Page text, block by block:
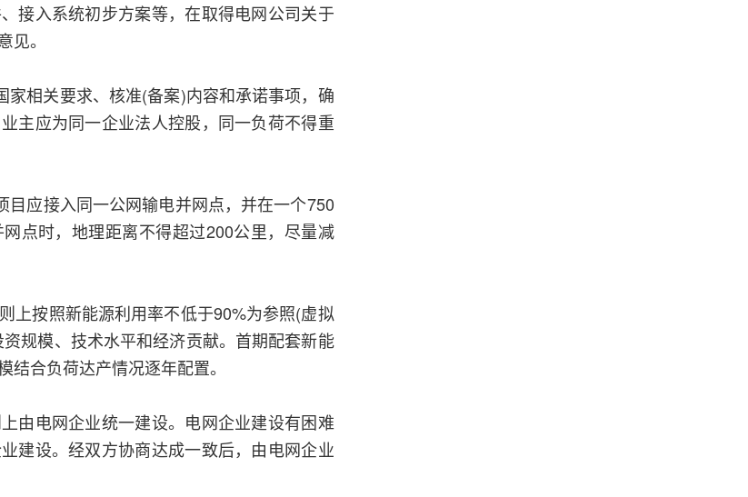
接入系统初步方案等，在取得电网公司关于
见。
相关要求、核准(备案)内容和承诺事项，确
主应为同一企业法人控股，同一负荷不得重
应接入同一公网输电并网点，并在一个750
点时，地理距离不得超过200公里，尽量减
上按照新能源利用率不低于90%为参照(虚拟
规模、技术水平和经济贡献。首期配套新能
合负荷达产情况逐年配置。
由电网企业统一建设。电网企业建设有困难
建设。经双方协商达成一致后，由电网企业